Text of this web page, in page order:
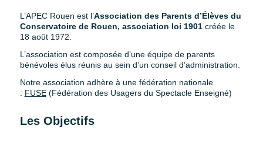
L’APEC Rouen est l’Association des Parents d’Élèves du
Conservatoire de Rouen, association loi 1901créée le
18 août 1972.
L’association est composée d’une équipe de parents
bénévoles élus réunis au sein d’un conseil d’administration.
Notre association adhère à une fédération nationale
: FUSE(Fédération des Usagers du Spectacle Enseigné)
Les Objectifs